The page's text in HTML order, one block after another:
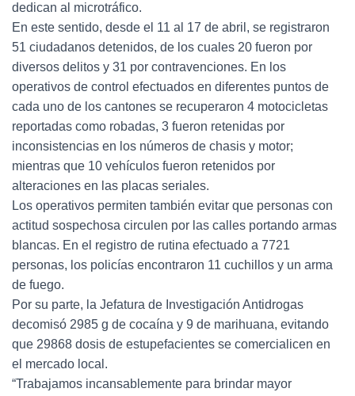
dedican al microtráfico.
En este sentido, desde el 11 al 17 de abril, se registraron
51 ciudadanos detenidos, de los cuales 20 fueron por
diversos delitos y 31 por contravenciones. En los
operativos de control efectuados en diferentes puntos de
cada uno de los cantones se recuperaron 4 motocicletas
reportadas como robadas, 3 fueron retenidas por
inconsistencias en los números de chasis y motor;
mientras que 10 vehículos fueron retenidos por
alteraciones en las placas seriales.
Los operativos permiten también evitar que personas con
actitud sospechosa circulen por las calles portando armas
blancas. En el registro de rutina efectuado a 7721
personas, los policías encontraron 11 cuchillos y un arma
de fuego.
Por su parte, la Jefatura de Investigación Antidrogas
decomisó 2985 g de cocaína y 9 de marihuana, evitando
que 29868 dosis de estupefacientes se comercialicen en
el mercado local.
“Trabajamos incansablemente para brindar mayor